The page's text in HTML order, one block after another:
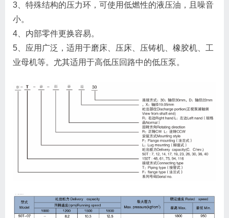
3、特殊结构的压力环，可使用低燃性的液压油，且噪音
小。
4、内部零件更换容易。
5、应用广泛，适用于磨床、压床、压铸机、橡胶机、工
业母机等。尤其适用于高低压回路中的低压泵。